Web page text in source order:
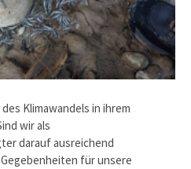
Klimawandels in ihrem
wir als
darauf ausreichend
für unsere